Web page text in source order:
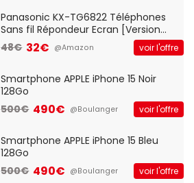
Panasonic KX-TG6822 Téléphones
Sans fil Répondeur Ecran [Version
Française]
48€ 32€ @Amazon voir l'offre
Smartphone APPLE iPhone 15 Noir
128Go
500€ 490€ @Boulanger voir l'offre
Smartphone APPLE iPhone 15 Bleu
128Go
500€ 490€ @Boulanger voir l'offre